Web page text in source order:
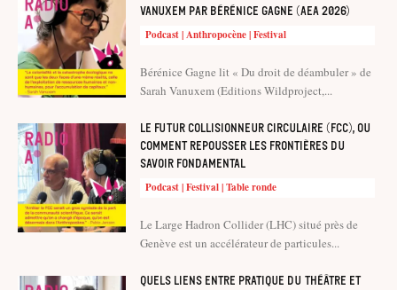
Vanuxem par Bérénice Gagne (AEA 2026)
Podcast | Anthropocène | Festival
Bérénice Gagne lit « Du droit de déambuler » de
Sarah Vanuxem (Editions Wildproject,...
Le Futur Collisionneur Circulaire (FCC), ou
comment repousser les frontières du
savoir fondamental
Podcast | Festival | Table ronde
Le Large Hadron Collider (LHC) situé près de
Genève est un accélérateur de particules...
Quels liens entre pratique du théâtre et